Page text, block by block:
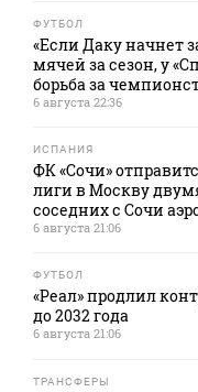
ФУТБОЛ
«Если Даку начнет
мячей за сезон, у
борьба за
6 августа 22:36
ИСПАНИЯ
ФК «Сочи»
лиги в Москву
соседних с Сочи
6 августа 21:06
ФУТБОЛ
«Реал» продлил
до 2032 года
6 августа 21:06
ТРАНСФЕРЫ